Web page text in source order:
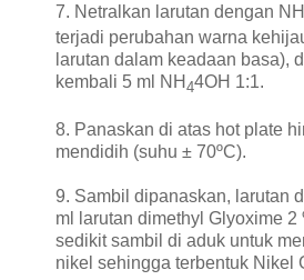
7. Netralkan larutan dengan NH
terjadi perubahan warna
larutan dalam keadaan basa),
kembali 5 ml NH 44OH 1:1.
8. Panaskan di atas hot plate
mendidih (suhu ± 70ºC).
9. Sambil dipanaskan, larutan
ml larutan dimethyl Glyoxime 2
sedikit sambil di aduk untuk
nikel sehingga terbentuk Nikel